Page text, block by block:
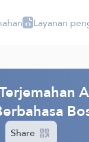
Layanan
Share